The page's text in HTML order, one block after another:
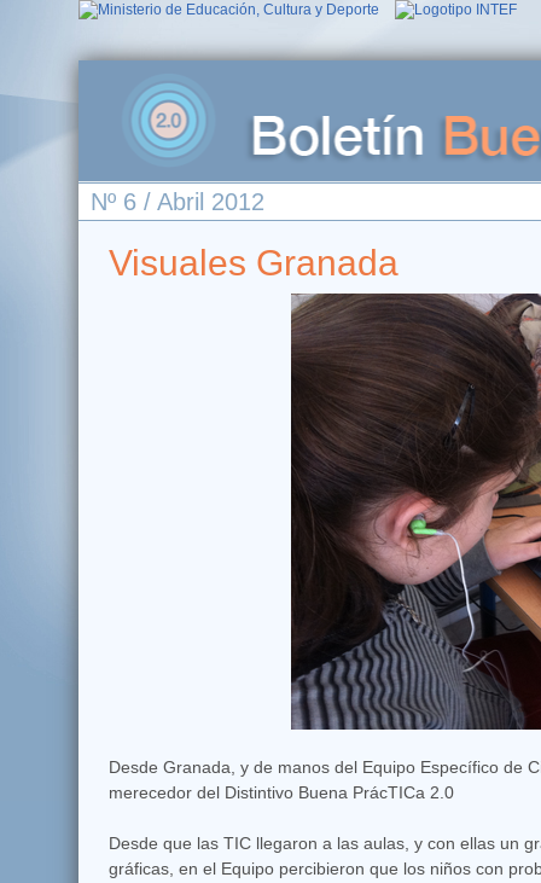
Nº 6 / Abril 2012
Visuales Granada
Desde Granada, y de manos del Equipo Específico de
merecedor del Distintivo Buena PrácTICa 2.0
Desde que las TIC llegaron a las aulas, y con ellas un
gráficas, en el Equipo percibieron que los niños con